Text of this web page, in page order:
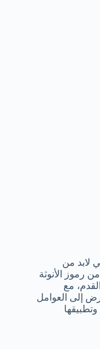
لابد من
رموز الأنوثة
مع
إلى العوامل